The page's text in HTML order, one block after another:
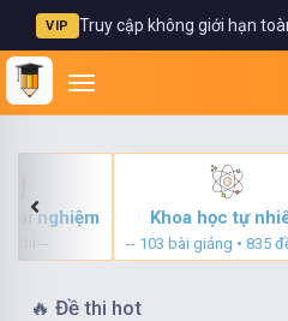
VIP Truy cập không giới hạn
trải nghiệm
thi --
Khoa học tự
-- 103 bài giảng • 835
🔥 Đề thi hot